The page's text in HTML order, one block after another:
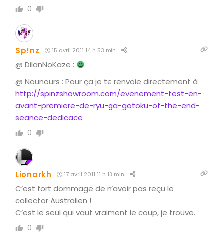
0
Sp!nz 15 avril 2011 14 h 53 min
@ DilanNoKaze :
@ Nounours : Pour ça je te renvoie directement à
http://spinzshowroom.com/evenement-test-en-
avant-premiere-de-ryu-ga-gotoku-of-the-end-
seance-dedicace
0
Lionarkh 17 avril 2011 11 h 13 min
C’est fort dommage de n’avoir pas reçu le
collector Australien !
C’est le seul qui vaut vraiment le coup, je trouve.
0